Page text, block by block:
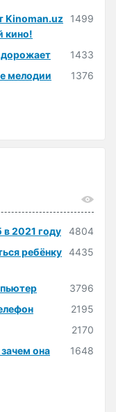
Kinoman.uz
кино!
1499
дорожает
1433
мелодии
1376
2021 году
4804
ребёнку 4435
3796
2195
2170
она
1648